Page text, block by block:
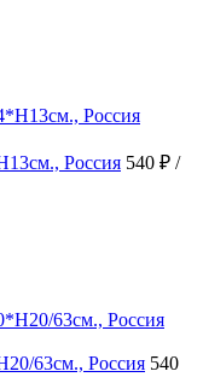
Россия 540 ₽ /
63см., Россия 540